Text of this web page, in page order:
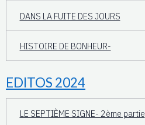
DANS LA FUITE DES JOURS
HISTOIRE DE BONHEUR-
EDITOS 2024
LE SEPTIÈME SIGNE- 2ème partie